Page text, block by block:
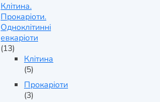
Клітина.
Прокаріоти.
Одноклітинні
евкаріоти
(13)
Клітина
(5)
Прокаріоти
(3)